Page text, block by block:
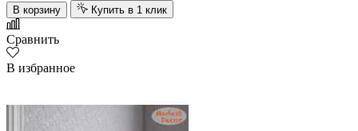
В корзину Купить в 1 клик
Сравнить
В избранное